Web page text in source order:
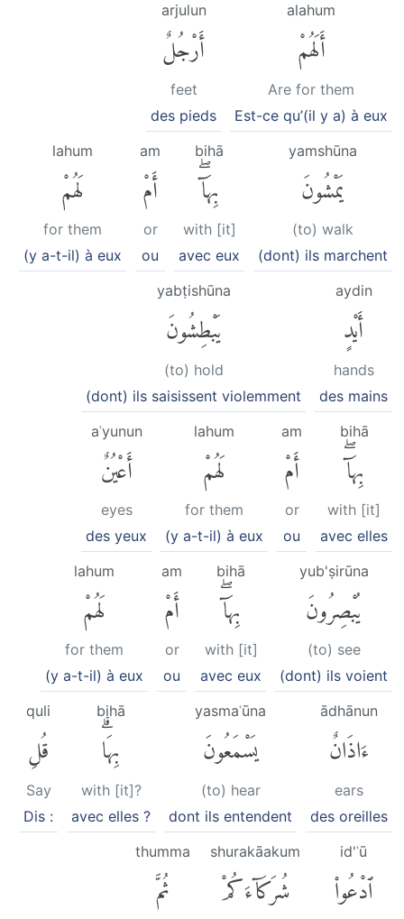
alahum
أَلَهُمْ
Are for them
Est-ce qu’(il y a) à eux
arjulun
أَرْجُلٌ
feet
des pieds
yamshūna
يَمْشُونَ
(to) walk
(dont) ils marchent
bihā
بِهَآۖ
with [it]
avec eux
am
أَمْ
or
ou
lahum
لَهُمْ
for them
(y a-t-il) à eux
aydin
أَيْدٍ
hands
des mains
yabṭishūna
يَبْطِشُونَ
(to) hold
(dont) ils saisissent violemment
bihā
بِهَآۖ
with [it]
avec elles
am
أَمْ
or
ou
lahum
لَهُمْ
for them
(y a-t-il) à eux
aʿyunun
أَعْيُنٌ
eyes
des yeux
yub'ṣirūna
يُبْصِرُونَ
(to) see
(dont) ils voient
bihā
بِهَآۖ
with [it]
avec eux
am
أَمْ
or
ou
lahum
لَهُمْ
for them
(y a-t-il) à eux
ādhānun
ءَاذَانٌ
ears
des oreilles
yasmaʿūna
يَسْمَعُونَ
(to) hear
dont ils entendent
bihā
بِهَاۗ
with [it]?
avec elles ?
quli
قُلِ
Say
Dis :
id'ʿū
ٱدْعُوا۟
shurakāakum
شُرَكَآءَكُمْ
thumma
ثُمَّ